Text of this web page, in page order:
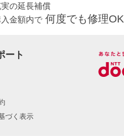
実の延長補償
入金額内で 何度でも修理OK
ート
づく表示